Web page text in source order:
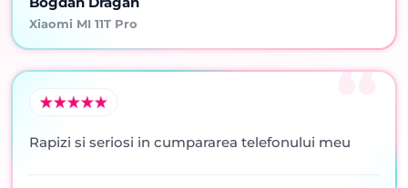
Xiaomi MI 11T Pro
Rapizi si seriosi in cumpararea telefonului meu